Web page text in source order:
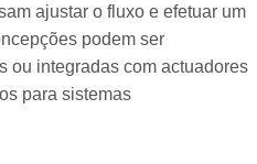
ajustar o fluxo e efetuar um
podem ser
ou integradas com actuadores
para sistemas